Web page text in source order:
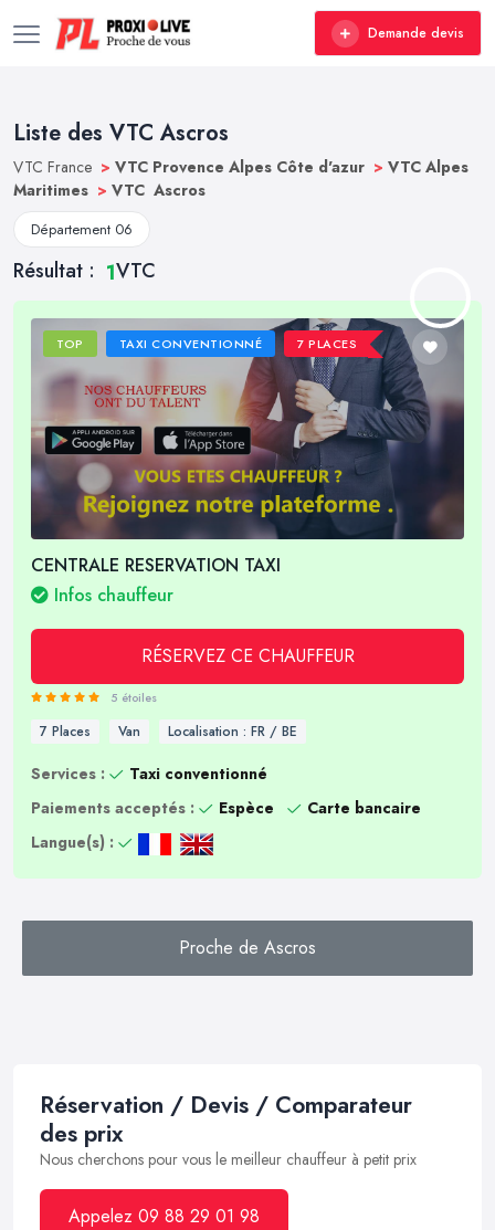
Demande devis
Liste des VTC Ascros
VTC France > VTC Provence Alpes Côte d'azur > VTC Alpes
Maritimes > VTC Ascros
Département 06
Résultat : 1VTC
TOP TAXI CONVENTIONNÉ 7 PLACES
CENTRALE RESERVATION TAXI
Infos chauffeur
RÉSERVEZ CE CHAUFFEUR
5 étoiles
7 Places Van Localisation : FR / BE
Services :
Taxi conventionné
Paiements acceptés :
Espèce
Carte bancaire
Langue(s) :
Proche de Ascros
Réservation / Devis / Comparateur
des prix
Nous cherchons pour vous le meilleur chauffeur à petit prix
Appelez 09 88 29 01 98